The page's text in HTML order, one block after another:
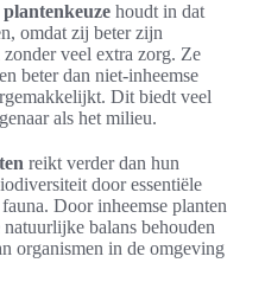
houdt in dat
omdat zij beter zijn
veel extra zorg. Ze
beter dan niet-inheemse
Dit biedt veel
als het milieu.
reikt verder dan hun
door essentiële
Door inheemse planten
balans behouden
organismen in de omgeving